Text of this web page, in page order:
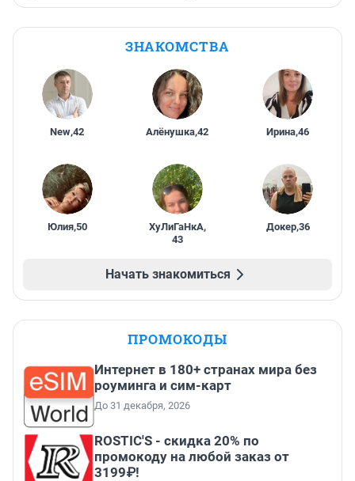
ЗНАКОМСТВА
New,42 Алёнушка,42 Ирина,46
Юлия,50 ХуЛиГаНкА,
43
Докер,36
Начать знакомиться
ПРОМОКОДЫ
Интернет в 180+ странах мира без
роуминга и сим-карт
До 31 декабря, 2026
ROSTIC'S - скидка 20% по
промокоду на любой заказ от
3199₽!